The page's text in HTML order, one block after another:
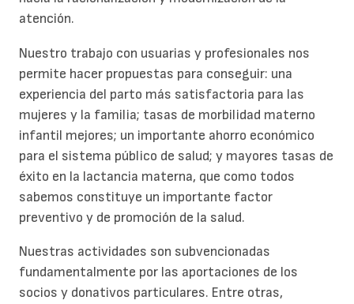
atención.
Nuestro trabajo con usuarias y profesionales nos
permite hacer propuestas para conseguir: una
experiencia del parto más satisfactoria para las
mujeres y la familia; tasas de morbilidad materno
infantil mejores; un importante ahorro económico
para el sistema público de salud; y mayores tasas de
éxito en la lactancia materna, que como todos
sabemos constituye un importante factor
preventivo y de promoción de la salud.
Nuestras actividades son subvencionadas
fundamentalmente por las aportaciones de los
socios y donativos particulares. Entre otras,